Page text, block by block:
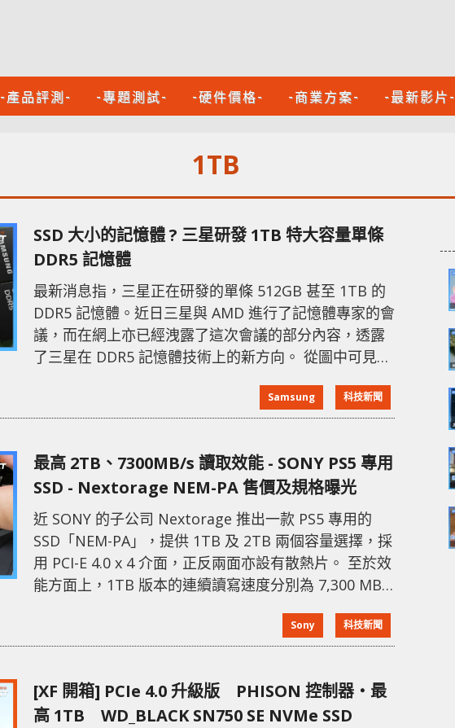
-產品評測- -專題測試- -硬件價格- -商業方案- -最新影片-
1TB
SSD 大小的記憶體 ? 三星研發 1TB 特大容量單條
DDR5 記憶體
最新消息指，三星正在研發的單條 512GB 甚至 1TB 的
DDR5 記憶體。近日三星與 AMD 進行了記憶體專家的會
議，而在網上亦已經洩露了這次會議的部分內容，透露
了三星在 DDR5 記憶體技術上的新方向。 從圖中可見，
容量到 32Gb，提高堆疊層數至 8H，在多種技術加持下
可實現 32Gb、3DS、8H 堆疉，而單條記憶體容量則可
TB。 不過單條 1
Samsung 科技新聞
最高 2TB、7300MB/s 讀取效能 - SONY PS5 專用
SSD - Nextorage NEM-PA 售價及規格曝光
近 SONY 的子公司 Nextorage 推出一款 PS5 專用的
SSD「NEM-PA」，提供 1TB 及 2TB 兩個容量選擇，採
用 PCI-E 4.0 x 4 介面，正反兩面亦設有散熱片。 至於效
能方面上，1TB 版本的連續讀寫速度分別為 7,300 MB/s
IOPS 的速度，寫入壽命為 700 TBW；2TB 版本則在連
續寫入速度上有明顯提升為 6,900MB/s，壽命亦提升至
Sony 科技新聞
[XF 開箱] PCIe 4.0 升級版 PHISON 控制器‧最
高 1TB WD_BLACK SN750 SE NVMe SSD